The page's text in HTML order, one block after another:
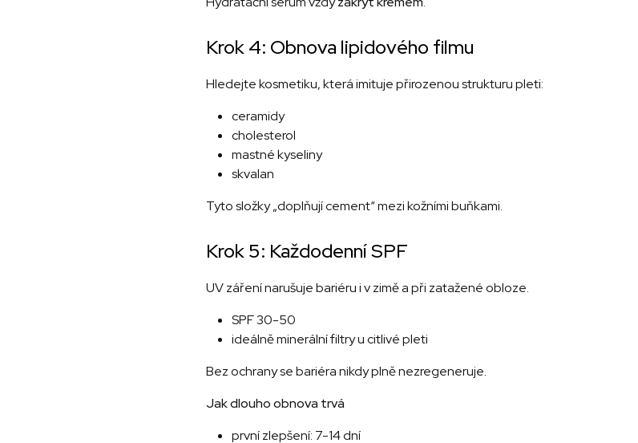
Krok 4: Obnova lipidového filmu
Hledejte kosmetiku, která imituje přirozenou strukturu pleti:
ceramidy
cholesterol
mastné kyseliny
skvalan
Tyto složky „doplňují cement“ mezi kožními buňkami.
Krok 5: Každodenní SPF
UV záření narušuje bariéru i v zimě a při zatažené obloze.
SPF 30-50
ideálně minerální filtry u citlivé pleti
Bez ochrany se bariéra nikdy plně nezregeneruje.
Jak dlouho obnova trvá
první zlepšení: 7-14 dní